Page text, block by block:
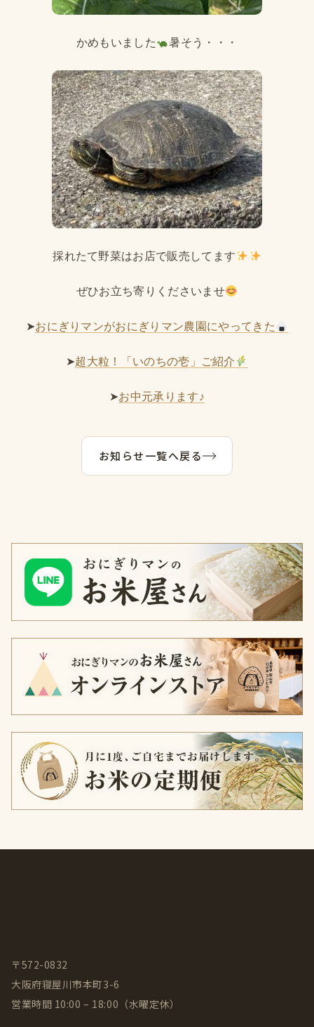
かめもいました 暑そう・・・
採れたて野菜はお店で販売してます
ぜひお立ち寄りくださいませ
➤おにぎりマンがおにぎりマン農園にやってきた
➤超大粒！「いのちの壱」ご紹介
➤お中元承ります♪
お知らせ一覧へ戻る
〒572-0832
大阪府寝屋川市本町3-6
営業時間 10:00 – 18:00（水曜定休）